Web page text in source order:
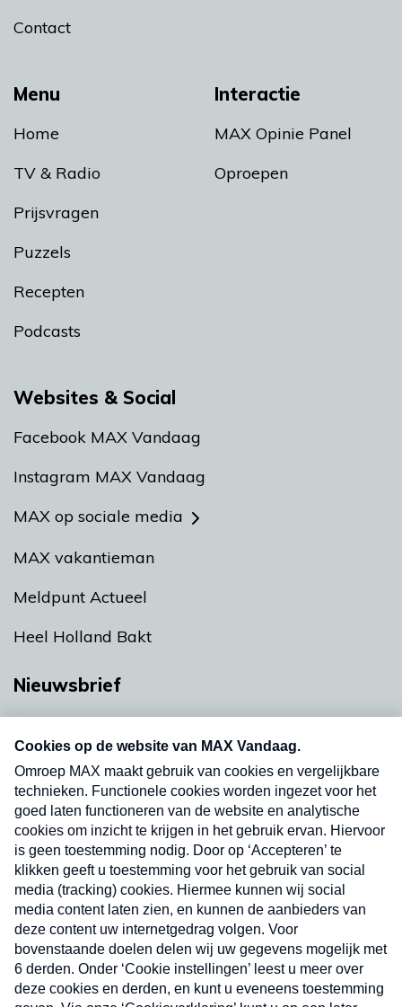
Menu
Home
TV & Radio
Prijsvragen
Puzzels
Recepten
Podcasts
Interactie
MAX Opinie Panel
Oproepen
Contact
Websites & Social
Facebook MAX Vandaag
Instagram MAX Vandaag
MAX op sociale media
MAX vakantieman
Meldpunt Actueel
Heel Holland Bakt
Nieuwsbrief
nieuwsbrief. Elke vrijdag- en dinsdagochtend in
uw mailbox.
Verzend
Nieuwsbrief